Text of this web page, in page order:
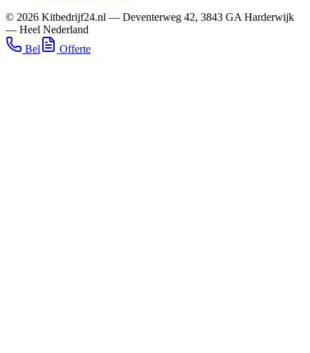
© 2026 Kitbedrijf24.nl — Deventerweg 42, 3843 GA Harderwijk
— Heel Nederland
Bel
Offerte